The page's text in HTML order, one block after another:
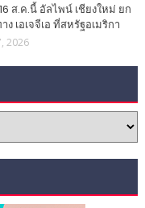
ส.ค.นี้ อัลไพน์ เชียงใหม่ ยก
เอเจจีเอ ที่สหรัฐอเมริกา
2026